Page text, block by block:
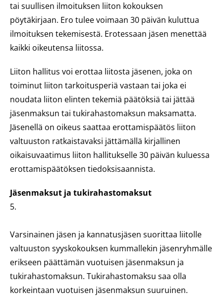
tai suullisen ilmoituksen liiton kokouksen
pöytäkirjaan. Ero tulee voimaan 30 päivän kuluttua
ilmoituksen tekemisestä. Erotessaan jäsen menettää
kaikki oikeutensa liitossa.
Liiton hallitus voi erottaa liitosta jäsenen, joka on
toiminut liiton tarkoitusperiä vastaan tai joka ei
noudata liiton elinten tekemiä päätöksiä tai jättää
jäsenmaksun tai tukirahastomaksun maksamatta.
Jäsenellä on oikeus saattaa erottamispäätös liiton
valtuuston ratkaistavaksi jättämällä kirjallinen
oikaisuvaatimus liiton hallitukselle 30 päivän kuluessa
erottamispäätöksen tiedoksisaannista.
Jäsenmaksut ja tukirahastomaksut
5.
Varsinainen jäsen ja kannatusjäsen suorittaa liitolle
valtuuston syyskokouksen kummallekin jäsenryhmälle
erikseen päättämän vuotuisen jäsenmaksun ja
tukirahastomaksun. Tukirahastomaksu saa olla
korkeintaan vuotuisen jäsenmaksun suuruinen.